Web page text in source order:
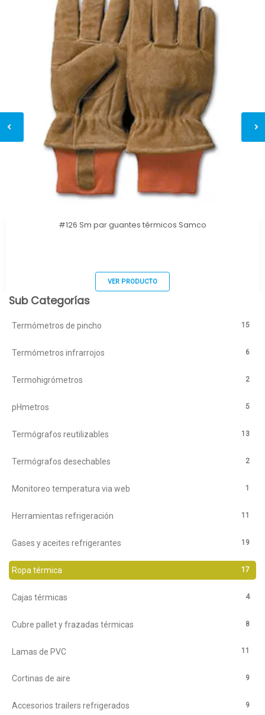
#126 Sm par guantes térmicos Samco
VER PRODUCTO
Sub Categorías
Termómetros de pincho 15
Termómetros infrarrojos 6
Termohigrómetros 2
pHmetros 5
Termógrafos reutilizables 13
Termógrafos desechables 2
Monitoreo temperatura via web 1
Herramientas refrigeración 11
Gases y aceites refrigerantes 19
Ropa térmica 17
Cajas térmicas 4
Cubre pallet y frazadas térmicas 8
Lamas de PVC 11
Cortinas de aire 9
Accesorios trailers refrigerados 9